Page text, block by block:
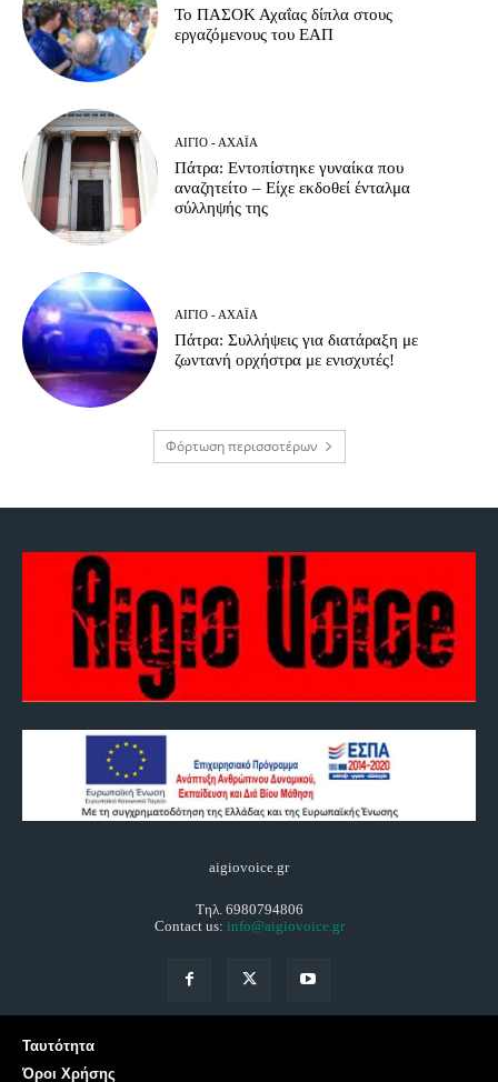
Το ΠΑΣΟΚ Αχαΐας δίπλα στους
εργαζόμενους του ΕΑΠ
ΑΊΓΙΟ - ΑΧΑΪ́Α
Πάτρα: Εντοπίστηκε γυναίκα που
αναζητείτο – Είχε εκδοθεί ένταλμα
σύλληψής της
ΑΊΓΙΟ - ΑΧΑΪ́Α
Πάτρα: Συλλήψεις για διατάραξη με
ζωντανή ορχήστρα με ενισχυτές!
Φόρτωση περισσοτέρων
aigiovoice.gr
Τηλ. 6980794806
Contact us: info@aigiovoice.gr
Ταυτότητα
Όροι Χρήσης